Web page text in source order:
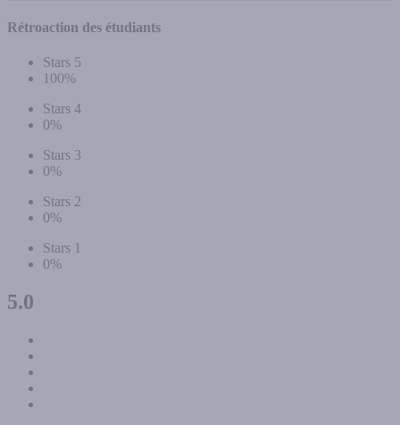
Rétroaction des étudiants
Stars 5
100%
Stars 4
0%
Stars 3
0%
Stars 2
0%
Stars 1
0%
5.0